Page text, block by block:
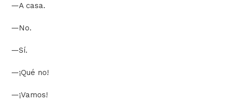
—A casa.
—No.
—Sí.
—¡Qué no!
—¡Vamos!